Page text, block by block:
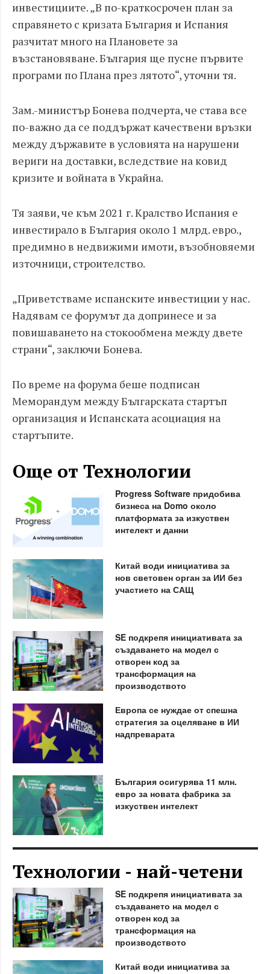
инвестициите. „В по-краткосрочен план за
справянето с кризата България и Испания
разчитат много на Плановете за
възстановяване. България ще пусне първите
програми по Плана през лятото“, уточни тя.
Зам.-министър Бонева подчерта, че става все
по-важно да се поддържат качествени връзки
между държавите в условията на нарушени
вериги на доставки, вследствие на ковид
кризите и войната в Украйна.
Тя заяви, че към 2021 г. Кралство Испания е
инвестирало в България около 1 млрд. евро.,
предимно в недвижими имоти, възобновяеми
източници, строителство.
„Приветстваме испанските инвестиции у нас.
Надявам се форумът да допринесе и за
повишаването на стокообмена между двете
страни“, заключи Бонева.
По време на форума беше подписан
Меморандум между Българската стартъп
организация и Испанската асоциация на
стартъпите.
Още от Технологии
Progress Software придобива
бизнеса на Domo около
платформата за изкуствен
интелект и данни
Китай води инициатива за
нов световен орган за ИИ без
участието на САЩ
SE подкрепя инициативата за
създаването на модел с
отворен код за
трансформация на
производството
Европа се нуждае от спешна
стратегия за оцеляване в ИИ
надпреварата
България осигурява 11 млн.
евро за новата фабрика за
изкуствен интелект
Технологии - най-четени
SE подкрепя инициативата за
създаването на модел с
отворен код за
трансформация на
производството
Китай води инициатива за